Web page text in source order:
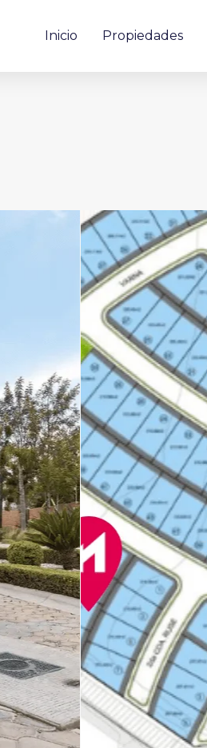
Inicio Propiedades